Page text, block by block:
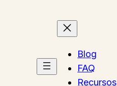
Blog
FAQ
Recursos